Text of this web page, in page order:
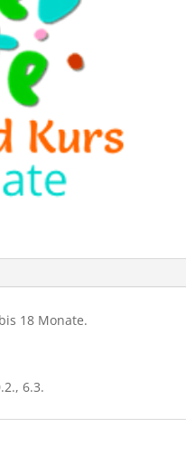
18 Monate.
6.3.